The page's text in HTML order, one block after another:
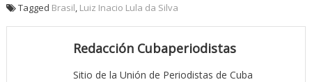
Tagged Brasil Luiz Inacio Lula da Silva
Redacción Cubaperiodistas
Sitio de la Unión de Periodistas de Cuba